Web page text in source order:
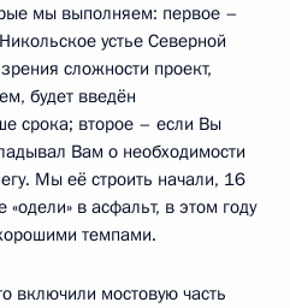
мы выполняем: первое –
устье Северной
сложности проект,
будет введён
срока; второе – если Вы
Вам о необходимости
Мы её строить начали, 16
в асфальт, в этом году
темпами.
включили мостовую часть